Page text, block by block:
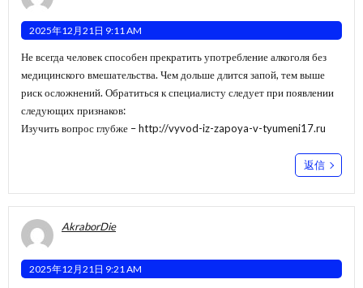
2025年12月21日 9:11 AM
Не всегда человек способен прекратить употребление алкоголя без
медицинского вмешательства. Чем дольше длится запой, тем выше
риск осложнений. Обратиться к специалисту следует при появлении
следующих признаков:
Изучить вопрос глубже –http://vyvod-iz-zapoya-v-tyumeni17.ru
返信
AkraborDie
2025年12月21日 9:21 AM